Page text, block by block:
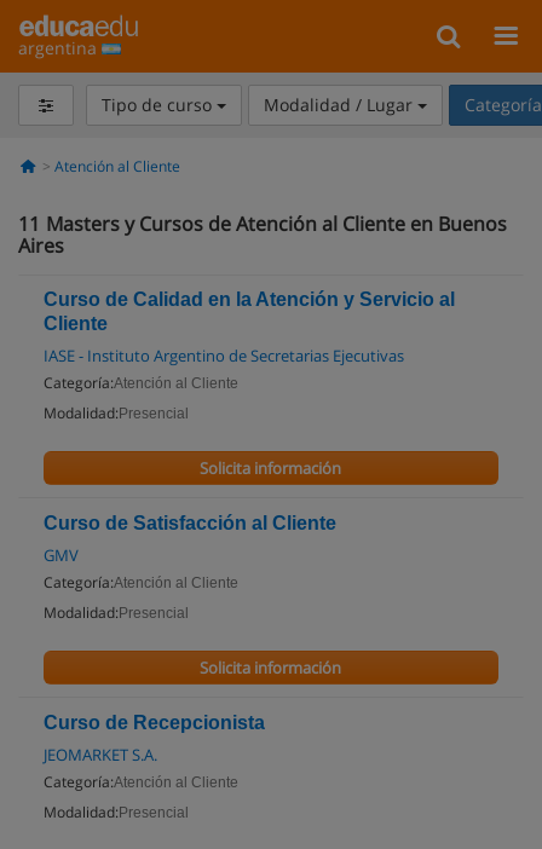
argentina
Tipo de curso Modalidad / Lugar
Atención al Cliente
11 Masters y Cursos de Atención al Cliente en Buenos
Aires
Curso de Calidad en la Atención y Servicio al
Cliente
IASE - Instituto Argentino de Secretarias Ejecutivas
Categoría:Atención al Cliente
Modalidad: Presencial
Solicita información
Curso de Satisfacción al Cliente
GMV
Categoría:Atención al Cliente
Modalidad: Presencial
Solicita información
Curso de Recepcionista
JEOMARKET S.A.
Categoría:Atención al Cliente
Modalidad: Presencial